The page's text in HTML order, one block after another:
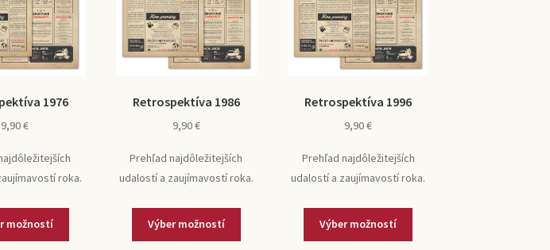
1976
9,90€
roka.
možností
Retrospektíva 1986
9,90€
Prehľad najdôležitejších
udalostí a zaujímavostí roka.
Výber možností
Retrospektíva 1996
9,90€
Prehľad najdôležitejších
udalostí a zaujímavostí roka.
Výber možností